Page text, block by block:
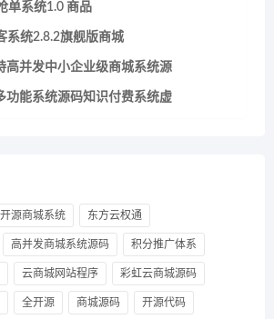
单系统1.0 商品
系统2.8.2旗舰版商城
高并发中小企业级商城系统源
功能系统源码知识付费系统虚
开源商城系统 东方云权通
高并发商城系统源码 积分推广体系
云商城网站程序 彩虹云商城源码
全开源 商城源码 开源代码